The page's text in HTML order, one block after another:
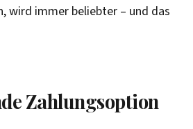
wird immer beliebter – und das
Zahlungsoption